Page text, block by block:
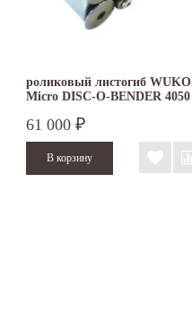
роликовый листогиб WUKO
Micro DISC-O-BENDER 4050
61 000 ₽